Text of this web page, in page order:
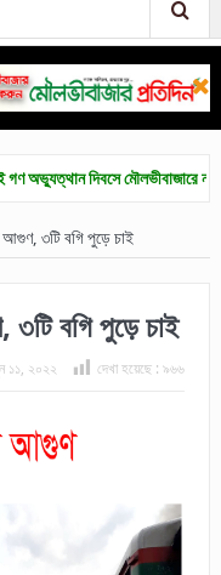
দিবসে মৌলভীবাজারে নানা কর্মসূচি
আগুণ, ৩টি বগি পুড়ে চাই
৩টি বগি পুড়ে চাই
১১, ২০২২ দেখা হয়েছে : ৯৬৬